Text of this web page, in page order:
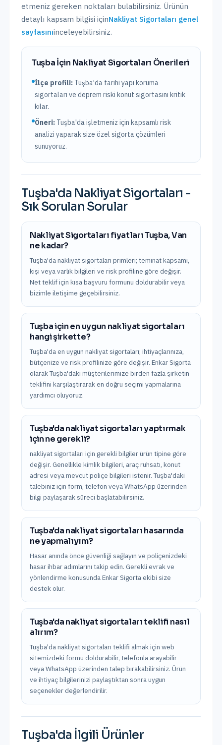
etmeniz gereken noktaları bulabilirsiniz. Ürünün
detaylı kapsam bilgisi içinNakliyat Sigortaları genel
sayfasınıinceleyebilirsiniz.
Tuşbaİçin Nakliyat Sigortaları Önerileri
İlçe profili: Tuşba'da tarihi yapı koruma
sigortaları ve deprem riski konut sigortasını kritik
kılar.
Öneri: Tuşba'da işletmeniz için kapsamlı risk
analizi yaparak size özel sigorta çözümleri
sunuyoruz.
Tuşba'da Nakliyat Sigortaları -
Sık Sorulan Sorular
Nakliyat Sigortaları fiyatları Tuşba, Van
ne kadar?
Tuşba'da nakliyat sigortaları primleri; teminat kapsamı,
kişi veya varlık bilgileri ve risk profiline göre değişir.
Net teklif için kısa başvuru formunu doldurabilir veya
bizimle iletişime geçebilirsiniz.
Tuşba için en uygun nakliyat sigortaları
hangi şirkette?
Tuşba'da en uygun nakliyat sigortaları; ihtiyaçlarınıza,
bütçenize ve risk profilinize göre değişir. Enkar Sigorta
olarak Tuşba'daki müşterilerimize birden fazla şirketin
teklifini karşılaştırarak en doğru seçimi yapmalarına
yardımcı oluyoruz.
Tuşba'da nakliyat sigortaları yaptırmak
için ne gerekli?
nakliyat sigortaları için gerekli bilgiler ürün tipine göre
değişir. Genellikle kimlik bilgileri, araç ruhsatı, konut
adresi veya mevcut poliçe bilgileri istenir. Tuşba'daki
talebiniz için form, telefon veya WhatsApp üzerinden
bilgi paylaşarak süreci başlatabilirsiniz.
Tuşba'da nakliyat sigortaları hasarında
ne yapmalıyım?
Hasar anında önce güvenliği sağlayın ve poliçenizdeki
hasar ihbar adımlarını takip edin. Gerekli evrak ve
yönlendirme konusunda Enkar Sigorta ekibi size
destek olur.
Tuşba'da nakliyat sigortaları teklifi nasıl
alırım?
Tuşba'da nakliyat sigortaları teklifi almak için web
sitemizdeki formu doldurabilir, telefonla arayabilir
veya WhatsApp üzerinden talep bırakabilirsiniz. Ürün
ve ihtiyaç bilgilerinizi paylaştıktan sonra uygun
seçenekler değerlendirilir.
Tuşba'da İlgili Ürünler